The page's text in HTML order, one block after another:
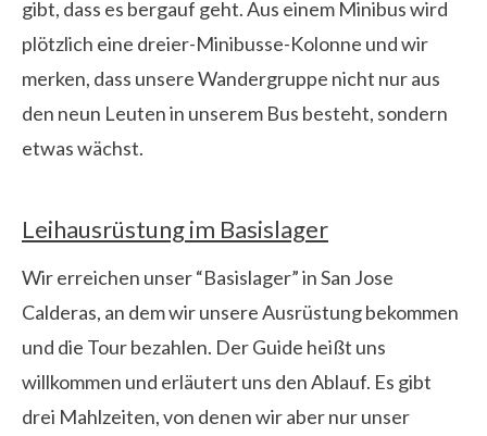
gibt, dass es bergauf geht. Aus einem Minibus wird
plötzlich eine dreier-Minibusse-Kolonne und wir
merken, dass unsere Wandergruppe nicht nur aus
den neun Leuten in unserem Bus besteht, sondern
etwas wächst.
Leihausrüstung im Basislager
Wir erreichen unser “Basislager” in San Jose
Calderas, an dem wir unsere Ausrüstung bekommen
und die Tour bezahlen. Der Guide heißt uns
willkommen und erläutert uns den Ablauf. Es gibt
drei Mahlzeiten, von denen wir aber nur unser